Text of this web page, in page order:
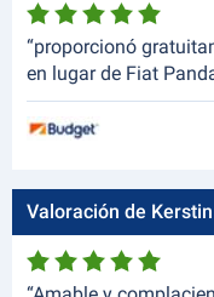
“proporcionó
en lugar de Fiat
Valoración de Kerstin